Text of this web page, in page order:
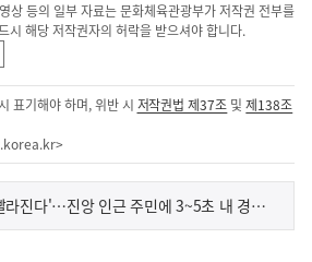
상 등의 일부 자료는 문화체육관광부가 저작권 전부를
시 해당 저작권자의 허락을 받으셔야 합니다.
표기해야 하며, 위반 시 저작권법 제37조 및제138조
>
'지진조기경보 더 빨라진다'…진앙 인근 주민에 3~5초 내 경보 발령